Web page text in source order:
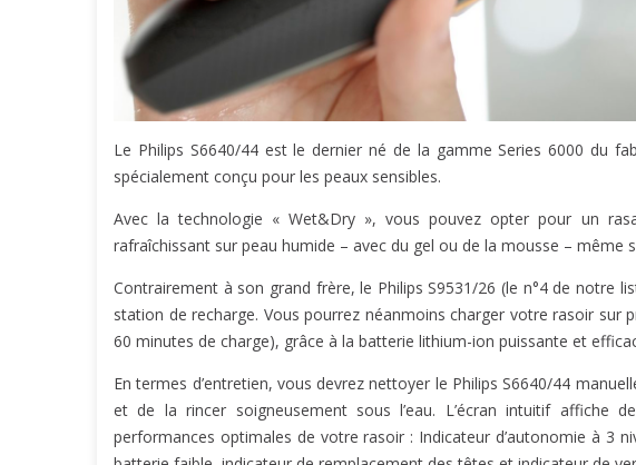
Le Philips S6640/44 est le dernier né de la gamme Series 6000 du
spécialement conçu pour les peaux sensibles.
Avec la technologie « Wet&Dry », vous pouvez opter pour un
rafraîchissant sur peau humide – avec du gel ou de la mousse – même
Contrairement à son grand frère, le Philips S9531/26 (le n°4 de notre
station de recharge. Vous pourrez néanmoins charger votre rasoir sur
60 minutes de charge), grâce à la batterie lithium-ion puissante et
En termes d’entretien, vous devrez nettoyer le Philips S6640/44
et de la rincer soigneusement sous l’eau. L’écran intuitif affiche
performances optimales de votre rasoir : Indicateur d’autonomie à 3